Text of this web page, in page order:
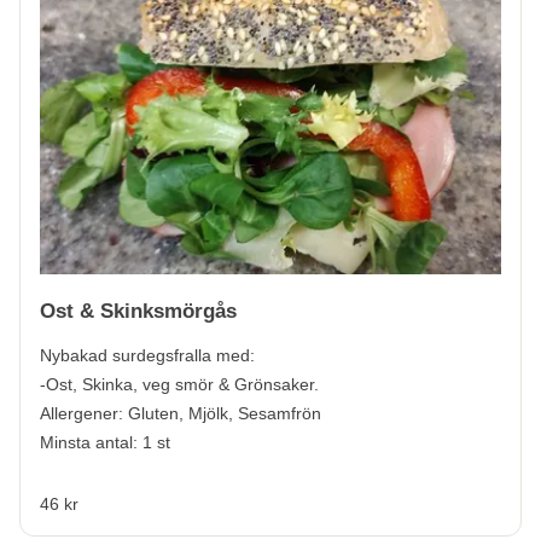
Ost & Skinksmörgås
Nybakad surdegsfralla med:
-Ost, Skinka, veg smör & Grönsaker.
Allergener: Gluten, Mjölk, Sesamfrön
Minsta antal: 1 st
46 kr